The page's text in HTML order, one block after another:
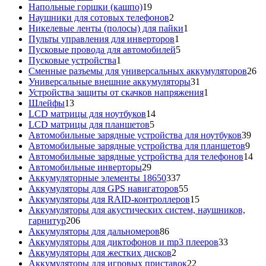
товар
Напольные горшки (кашпо)1919
товаров
Наушники для сотовых телефонов2
товара
Никелевые ленты (полосы) для пайки1
Пульты управления для инверторов1
товар
Пусковые провода для автомобилей55
Пусковые устройства1
товар
Сменные разъемы для универсальных аккумуляторов2626
Универсальные внешние аккумуляторы31
товар
Устройства защиты от скачков напряжения1
Шлейфы1313
товаров
LCD матрицы для ноутбуков1414
LCD матрицы для планшетов55
товаров
Автомобильные зарядные устройства для ноутбуков3939
Автомобильные зарядные устройства для планшетов99
Автомобильные зарядные устройства для телефонов1414
Автомобильные инверторы2929
товаров
Аккумуляторные элементы 18650337337
товаров
Аккумуляторы для GPS навигаторов5555
товаров
Аккумуляторы для RAID-контроллеров1515
товаров
Аккумуляторы для акустических систем, наушников,
гарнитур206206
товаров
Аккумуляторы для дальномеров8686
товаров
Аккумуляторы для диктофонов и mp3 плееров3333
Аккумуляторы для жестких дисков2
товара
Аккумуляторы для игровых приставок22